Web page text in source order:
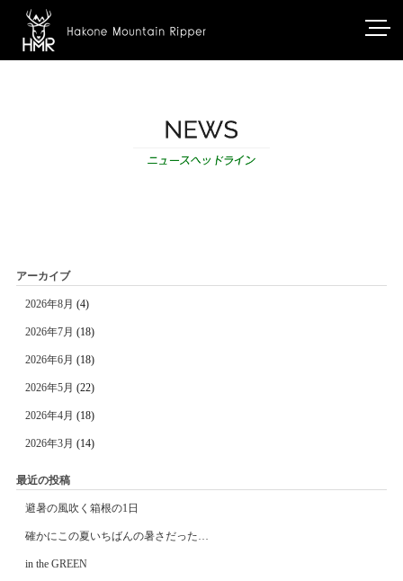
アーカイブ
2026年8月 (4)
2026年7月 (18)
2026年6月 (18)
2026年5月 (22)
2026年4月 (18)
2026年3月 (14)
最近の投稿
避暑の風吹く箱根の1日
確かにこの夏いちばんの暑さだった…
in the GREEN